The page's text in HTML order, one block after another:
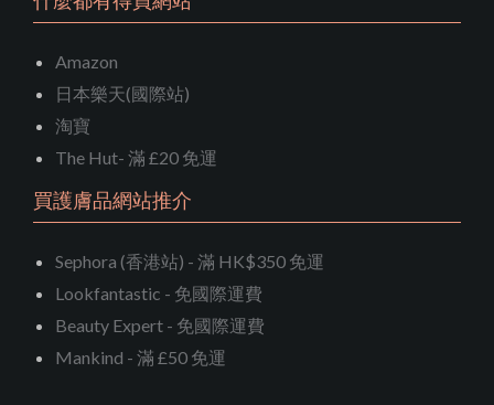
Amazon
日本樂天(國際站)
淘寶
The Hut- 滿 £20 免運
買護膚品網站推介
Sephora (香港站) - 滿 HK$350 免運
Lookfantastic - 免國際運費
Beauty Expert - 免國際運費
Mankind - 滿 £50 免運